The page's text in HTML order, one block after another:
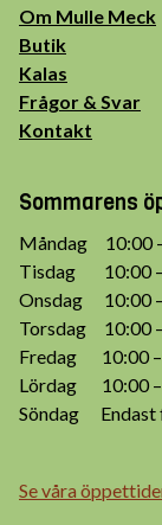
Om Mulle Meck
Butik
Kalas
Frågor & Svar
Kontakt
Sommarens
Måndag 10:00
Tisdag 10:00
Onsdag 10:00
Torsdag 10:00
Fredag 10:00 –
Lördag 10:00 –
Söndag Endast
Se våra